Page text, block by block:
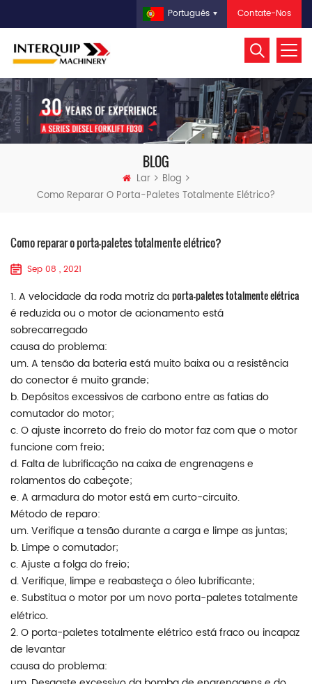
Contate-Nos
Português
BLOG
Lar
Blog
Como Reparar O Porta-Paletes Totalmente Elétrico?
Como reparar o porta-paletes totalmente elétrico?
Sep 08 , 2021
1. A velocidade da roda motriz daporta-paletes totalmente elétrica
é reduzida ou o motor de acionamento está
sobrecarregado
causa do problema:
um. A tensão da bateria está muito baixa ou a resistência
do conector é muito grande;
b. Depósitos excessivos de carbono entre as fatias do
comutador do motor;
c. O ajuste incorreto do freio do motor faz com que o motor
funcione com freio;
d. Falta de lubrificação na caixa de engrenagens e
rolamentos do cabeçote;
e. A armadura do motor está em curto-circuito.
Método de reparo:
um. Verifique a tensão durante a carga e limpe as juntas;
b. Limpe o comutador;
c. Ajuste a folga do freio;
d. Verifique, limpe e reabasteça o óleo lubrificante;
e. Substitua o motor por um novo porta-paletes totalmente
elétrico.
2. O porta-paletes totalmente elétrico está fraco ou incapaz
de levantar
causa do problema: